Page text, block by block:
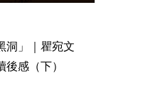
洞」｜瞿宛文
感（下）